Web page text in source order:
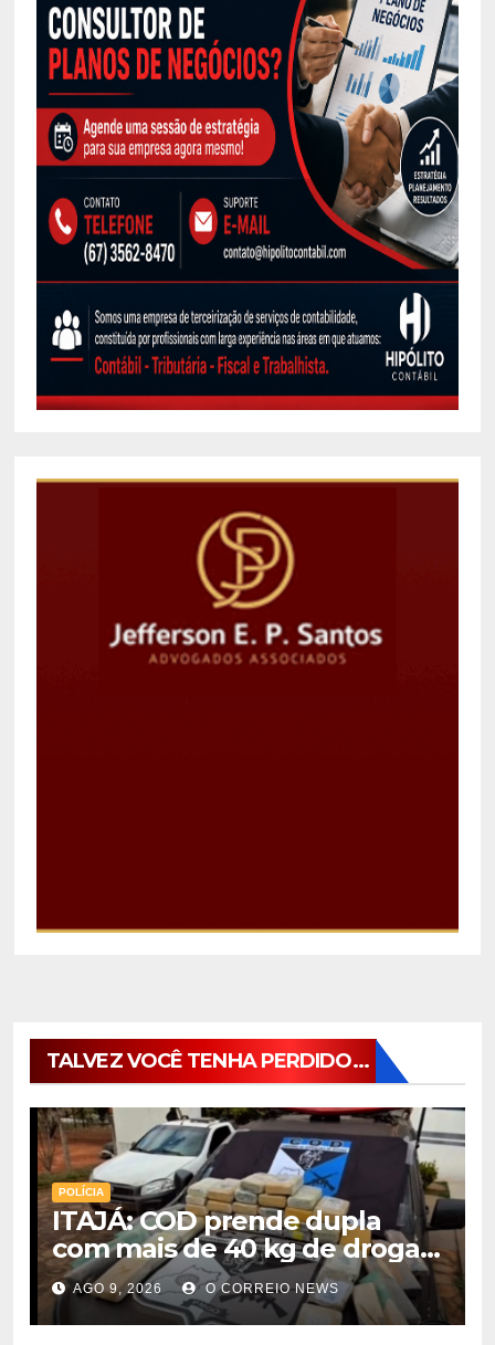
TALVEZ VOCÊ TENHA PERDIDO...
POLÍCIA
ITAJÁ: COD prende dupla
com mais de 40 kg de drogas
avaliadas em r$ 1 milhão
AGO 9, 2026 O CORREIO NEWS